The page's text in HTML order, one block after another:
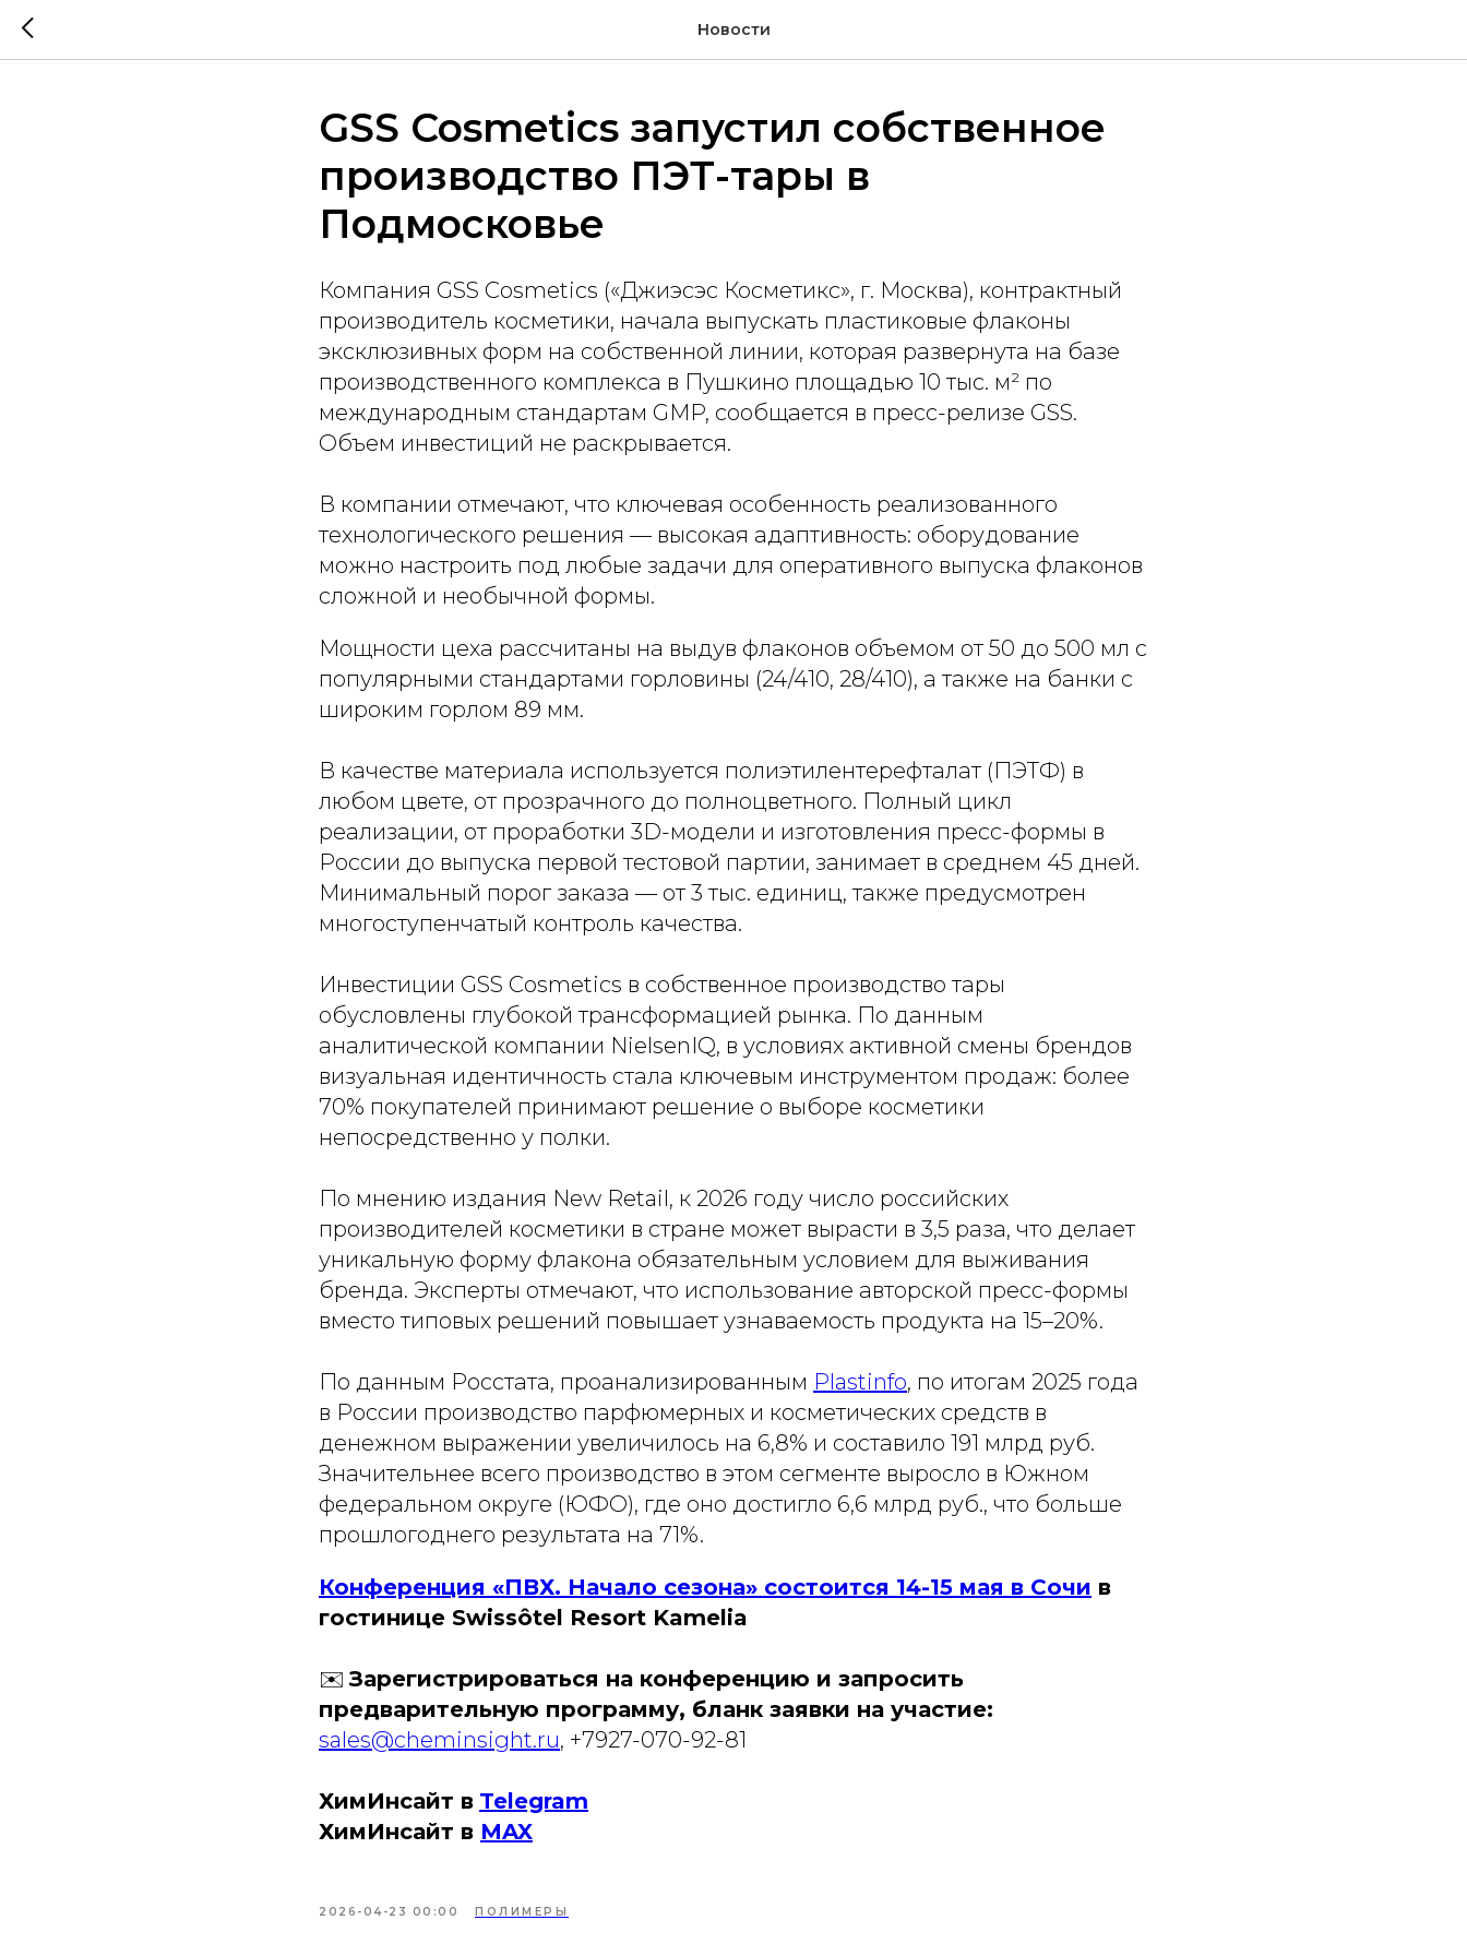
Новости
GSS Cosmetics запустил собственное
производство ПЭТ-тары в
Подмосковье
Компания GSS Cosmetics («Джиэсэс Косметикс», г. Москва), контрактный
производитель косметики, начала выпускать пластиковые флаконы
эксклюзивных форм на собственной линии, которая развернута на базе
производственного комплекса в Пушкино площадью 10 тыс. м² по
международным стандартам GMP, сообщается в пресс-релизе GSS.
Объем инвестиций не раскрывается.
В компании отмечают, что ключевая особенность реализованного
технологического решения — высокая адаптивность: оборудование
можно настроить под любые задачи для оперативного выпуска флаконов
сложной и необычной формы.
Мощности цеха рассчитаны на выдув флаконов объемом от 50 до 500 мл с
популярными стандартами горловины (24/410, 28/410), а также на банки с
широким горлом 89 мм.
В качестве материала используется полиэтилентерефталат (ПЭТФ) в
любом цвете, от прозрачного до полноцветного. Полный цикл
реализации, от проработки 3D-модели и изготовления пресс-формы в
России до выпуска первой тестовой партии, занимает в среднем 45 дней.
Минимальный порог заказа — от 3 тыс. единиц, также предусмотрен
многоступенчатый контроль качества.
Инвестиции GSS Cosmetics в собственное производство тары
обусловлены глубокой трансформацией рынка. По данным
аналитической компании NielsenIQ, в условиях активной смены брендов
визуальная идентичность стала ключевым инструментом продаж: более
70% покупателей принимают решение о выборе косметики
непосредственно у полки.
По мнению издания New Retail, к 2026 году число российских
производителей косметики в стране может вырасти в 3,5 раза, что делает
уникальную форму флакона обязательным условием для выживания
бренда. Эксперты отмечают, что использование авторской пресс-формы
вместо типовых решений повышает узнаваемость продукта на 15–20%.
По данным Росстата, проанализированным Plastinfo, по итогам 2025 года
в России производство парфюмерных и косметических средств в
денежном выражении увеличилось на 6,8% и составило 191 млрд руб.
Значительнее всего производство в этом сегменте выросло в Южном
федеральном округе (ЮФО), где оно достигло 6,6 млрд руб., что больше
прошлогоднего результата на 71%.
Конференция «ПВХ. Начало сезона» состоится 14-15 мая в Сочи в
гостинице Swissôtel Resort Kamelia
✉️Зарегистрироваться на конференцию и запросить
предварительную программу, бланк заявки на участие:
sales@cheminsight.ru, +7927-070-92-81
ХимИнсайт в Telegram
ХимИнсайт в MAX
2026-04-23 00:00 ПОЛИМЕРЫ